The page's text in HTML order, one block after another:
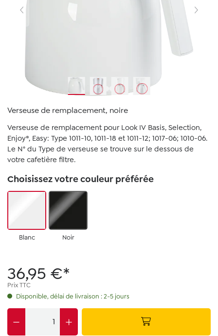
Verseuse de remplacement, noire
Verseuse de remplacement pour Look IV Basis, Selection,
Enjoy®, Easy: Type 1011-10, 1011-18 et 1011-12; 1017-06; 1010-06.
Le N° du Type de verseuse se trouve sur le dessous de
votre cafetière filtre.
Choisissez votre couleur préférée
Blanc Noir
36,95 €*
Prix TTC
Disponible, délai de livraison : 2-5 jours